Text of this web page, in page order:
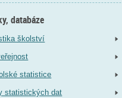
databáze
školství
statistice
statistických dat